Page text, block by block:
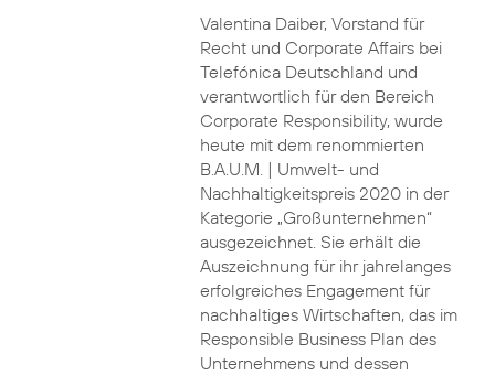
Valentina Daiber, Vorstand für
Recht und Corporate Affairs bei
Telefónica Deutschland und
verantwortlich für den Bereich
Corporate Responsibility, wurde
heute mit dem renommierten
B.A.U.M. | Umwelt- und
Nachhaltigkeitspreis 2020 in der
Kategorie „Großunternehmen“
ausgezeichnet. Sie erhält die
Auszeichnung für ihr jahrelanges
erfolgreiches Engagement für
nachhaltiges Wirtschaften, das im
Responsible Business Plan des
Unternehmens und dessen